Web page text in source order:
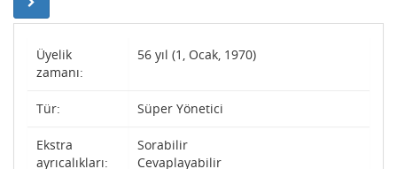
Üyelik
zamanı:
56 yıl (1, Ocak, 1970)
Tür: Süper Yönetici
Ekstra
ayrıcalıkları:
Sorabilir
Cevaplayabilir